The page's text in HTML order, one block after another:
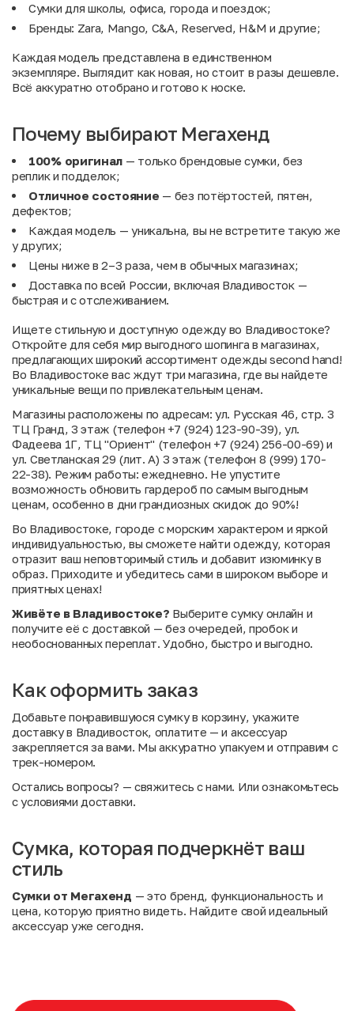
Сумки для школы, офиса, города и поездок;
Бренды: Zara, Mango, C&A, Reserved, H&M и другие;
Каждая модель представлена в единственном
экземпляре. Выглядит как новая, но стоит в разы дешевле.
Всё аккуратно отобрано и готово к носке.
Почему выбирают Мегахенд
100% оригинал — только брендовые сумки, без
реплик и подделок;
Отличное состояние — без потёртостей, пятен,
дефектов;
Каждая модель — уникальна, вы не встретите такую же
у других;
Цены ниже в 2–3 раза, чем в обычных магазинах;
Доставка по всей России, включая Владивосток —
быстрая и с отслеживанием.
Ищете стильную и доступную одежду во Владивостоке?
Откройте для себя мир выгодного шопинга в магазинах,
предлагающих широкий ассортимент одежды second hand!
Во Владивостоке вас ждут три магазина, где вы найдете
уникальные вещи по привлекательным ценам.
Магазины расположены по адресам: ул. Русская 46, стр. 3
ТЦ Гранд, 3 этаж (телефон +7 (924) 123-90-39), ул.
Фадеева 1Г, ТЦ "Ориент" (телефон +7 (924) 256-00-69) и
ул. Светланская 29 (лит. А) 3 этаж (телефон 8 (999) 170-
22-38). Режим работы: ежедневно. Не упустите
возможность обновить гардероб по самым выгодным
ценам, особенно в дни грандиозных скидок до 90%!
Во Владивостоке, городе с морским характером и яркой
индивидуальностью, вы сможете найти одежду, которая
отразит ваш неповторимый стиль и добавит изюминку в
образ. Приходите и убедитесь сами в широком выборе и
приятных ценах!
Живёте в Владивостоке? Выберите сумку онлайн и
получите её с доставкой — без очередей, пробок и
необоснованных переплат. Удобно, быстро и выгодно.
Как оформить заказ
Добавьте понравившуюся сумку в корзину, укажите
доставку в Владивосток, оплатите — и аксессуар
закрепляется за вами. Мы аккуратно упакуем и отправим с
трек-номером.
Остались вопросы? — свяжитесь с нами. Илиознакомьтесь
с условиями доставки.
Сумка, которая подчеркнёт ваш
стиль
Сумки от Мегахенд — это бренд, функциональность и
цена, которую приятно видеть. Найдите свой идеальный
аксессуар уже сегодня.